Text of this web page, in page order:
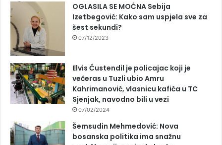
OGLASILA SE MOĆNA Sebija
Izetbegović: Kako sam uspjela sve za
šest sekundi?
07/12/2023
Elvis Ćustendil je policajac koji je
večeras u Tuzli ubio Amru
Kahrimanović, vlasnicu kafića u TC
Sjenjak, navodno bili u vezi
07/02/2024
Šemsudin Mehmedović: Nova
bosanska politika ima snažnu